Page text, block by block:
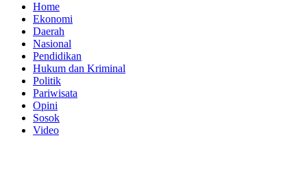
Home
Ekonomi
Daerah
Nasional
Pendidikan
Hukum dan Kriminal
Politik
Pariwisata
Opini
Sosok
Video